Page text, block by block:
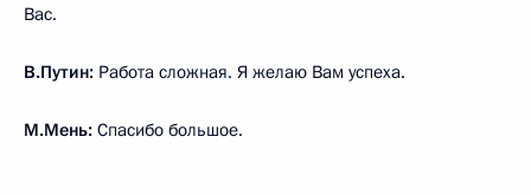
Вас.
В.Путин: Работа сложная. Я желаю Вам успеха.
М.Мень: Спасибо большое.